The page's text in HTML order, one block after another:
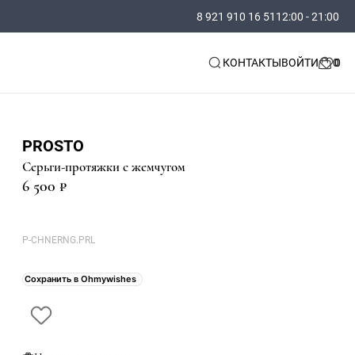
8 921 910 16 51 12:00 - 21:00
КОНТАКТЫВОЙТИ
PROSTO
Серьги-протяжки с жемчугом
6 500 ₽
P-CHNERNG.PRL
Сохранить в Ohmywishes